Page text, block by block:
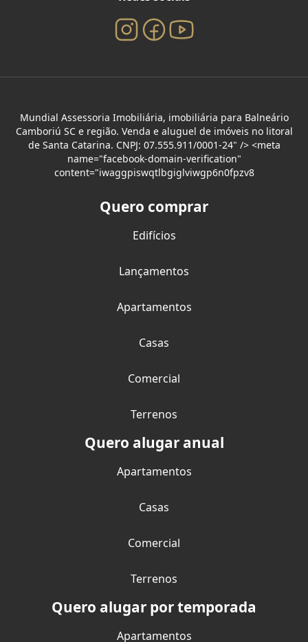
Mundial Assessoria Imobiliária, imobiliária para Balneário
Camboriú SC e região. Venda e aluguel de imóveis no litoral
de Santa Catarina. CNPJ: 07.555.911/0001-24" /> <meta
name="facebook-domain-verification"
content="iwaggpiswqtlbgiglviwgp6n0fpzv8
Quero comprar
Edifícios
Lançamentos
Apartamentos
Casas
Comercial
Terrenos
Quero alugar anual
Apartamentos
Casas
Comercial
Terrenos
Quero alugar por temporada
Apartamentos